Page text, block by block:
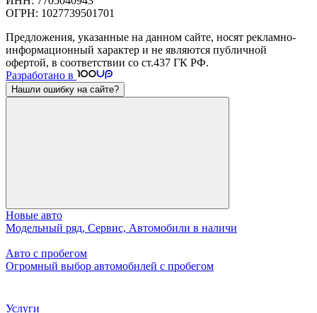
ОГРН: 1027739501701
Предложения, указанные на данном сайте, носят рекламно-
информационный характер и не являются публичной
офертой, в соответствии со ст.437 ГК РФ.
Разработано в
Нашли ошибку на сайте?
Новые авто
Модельный ряд, Сервис, Автомобили в наличи
Авто с пробегом
Огромный выбор автомобилей с пробегом
Услуги